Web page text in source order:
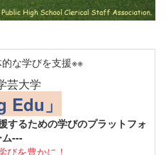
な学びを支援※※
芸大学
Edu」
するための学びのプラットフォ
ム---
びを豊かに！